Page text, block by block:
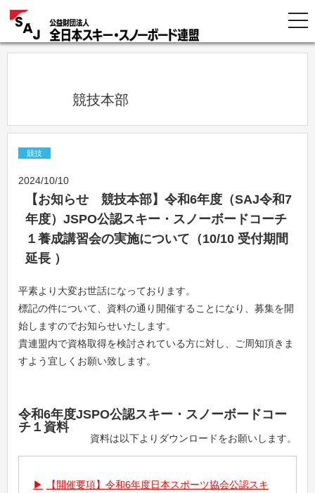
            競技本部
競技
2024/10/10
【お知らせ 競技本部】令和6年度（SAJ令和7
年度）JSPO公認スキー・スノーボードコーチ
１養成講習会の実施について（10/10 受付期間
延長 ）
平素より大変お世話になっております。
標記の件について、資料の通り開催することになり、募集を開
始しますのでお知らせいたします。
貴連盟内で資格取得を検討されている方に対し、ご周知頂きま
すよう宜しくお願い致します。
令和6年度JSPO公認スキー・スノーボードコー
チ１資料
資料は以下よりダウンロードをお願いします。
【開催要項】令和6年度日本スポーツ協会公認スキ